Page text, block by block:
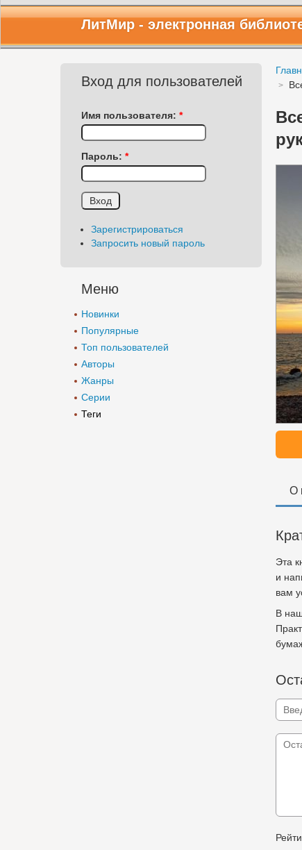
ЛитМир - электронная
О
Эта
и
вам
В
Вход для пользователей
Имя пользователя: *
Пароль: *
Зарегистрироваться
Запросить новый пароль
Меню
Новинки
Популярные
Топ пользователей
Авторы
Жанры
Серии
Теги